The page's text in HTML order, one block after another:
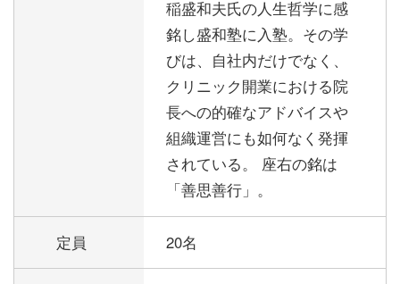
稲盛和夫氏の人生哲学に感
銘し盛和塾に入塾。その学
びは、自社内だけでなく、
クリニック開業における院
長への的確なアドバイスや
組織運営にも如何なく発揮
されている。 座右の銘は
「善思善行」。
定員 20名